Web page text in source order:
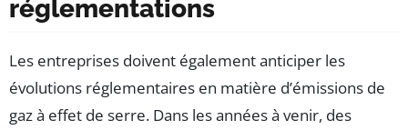
réglementations
Les entreprises doivent également anticiper les
évolutions réglementaires en matière d’émissions de
gaz à effet de serre. Dans les années à venir, des